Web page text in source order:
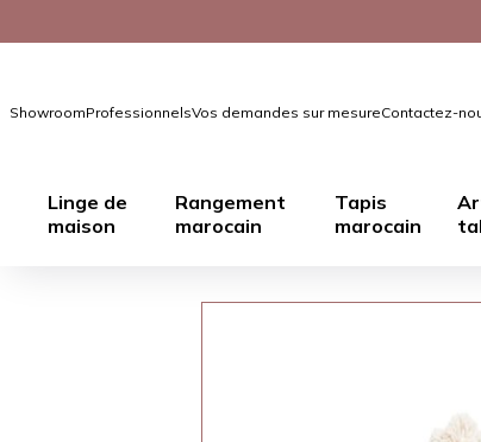
ShowroomProfessionnelsVos demandes sur mesureContactez-
Linge de
maison
Rangement
marocain
Tapis
marocain